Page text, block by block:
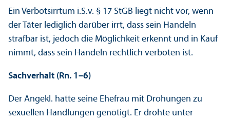
Ein Verbotsirrtum i.S.v. § 17 StGB liegt nicht vor, wenn
der Täter lediglich darüber irrt, dass sein Handeln
strafbar ist, jedoch die Möglichkeit erkennt und in Kauf
nimmt, dass sein Handeln rechtlich verboten ist.
Sachverhalt (Rn. 1–6)
Der Angekl. hatte seine Ehefrau mit Drohungen zu
sexuellen Handlungen genötigt. Er drohte unter